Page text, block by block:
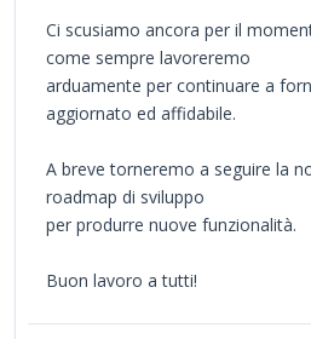
Ci scusiamo ancora per il
come sempre lavoreremo
arduamente per continuare a
aggiornato ed affidabile.
A breve torneremo a seguire la
roadmap di sviluppo
per produrre nuove funzionalità.
Buon lavoro a tutti!